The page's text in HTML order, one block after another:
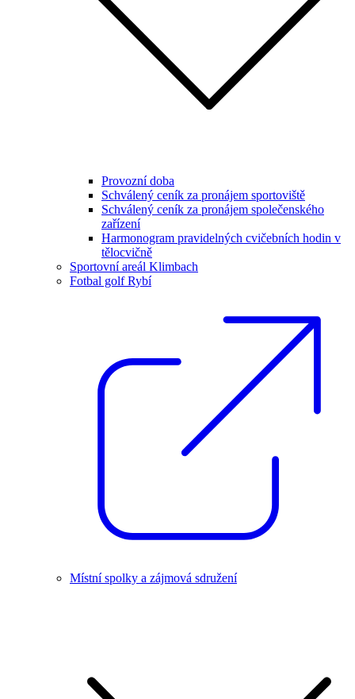
Provozní doba
Schválený ceník za pronájem sportoviště
Schválený ceník za pronájem společenského
zařízení
Harmonogram pravidelných cvičebních hodin v
tělocvičně
Sportovní areál Klimbach
Fotbal golf Rybí
Místní spolky a zájmová sdružení